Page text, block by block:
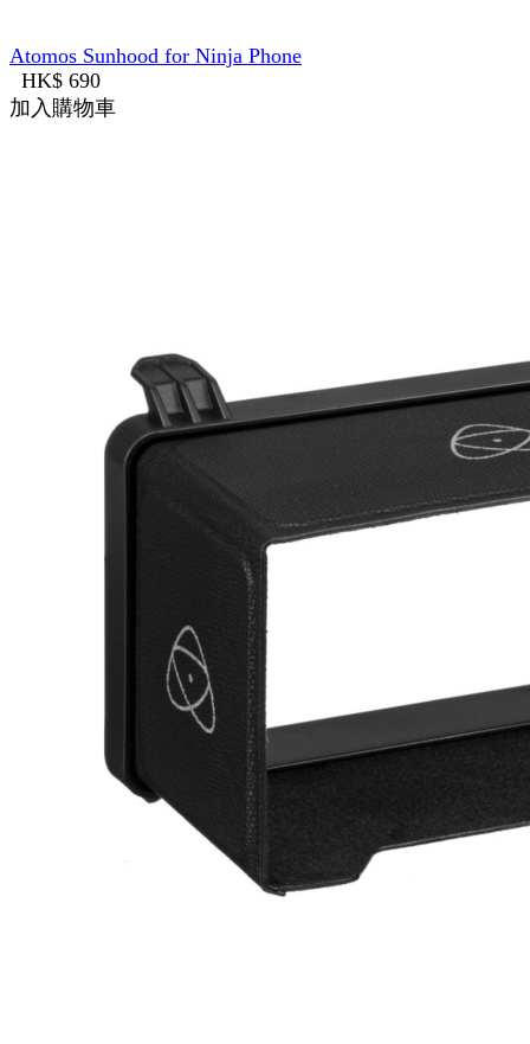
Atomos Sunhood for Ninja Phone
HK$ 690
加入購物車